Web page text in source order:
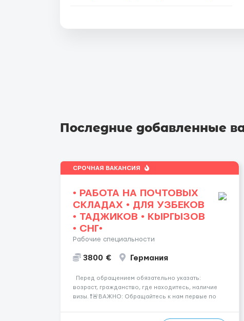
Последние добавленные
СРОЧНАЯ ВАКАНСИЯ
• РАБОТА НА ПОЧТОВЫХ
СКЛАДАХ • ДЛЯ УЗБЕКОВ
• ТАДЖИКОВ • КЫРГЫЗОВ
• СНГ•
Рабочие специальности
3800 € Германия
Перед обращением обязательно указать:
возраст, гражданство, где находитесь, наличие
визы. ❗️🚨ВАЖНО: Обращайтесь к нам первые по